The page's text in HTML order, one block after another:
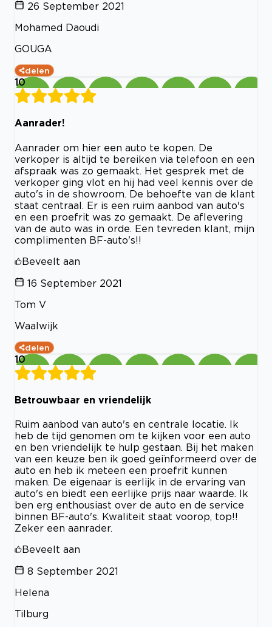
26 September 2021
Mohamed Daoudi
GOUGA
delen
10
Aanrader!
Aanrader om hier een auto te kopen. De
verkoper is altijd te bereiken via telefoon en een
afspraak was zo gemaakt. Het gesprek met de
verkoper ging vlot en hij had veel kennis over de
auto's in de showroom. De behoefte van de klant
staat centraal. Er is een ruim aanbod van auto's
en een proefrit was zo gemaakt. De aflevering
van de auto was in orde. Een tevreden klant, mijn
complimenten BF-auto's!!
Beveelt aan
16 September 2021
Tom V
Waalwijk
delen
10
Betrouwbaar en vriendelijk
Ruim aanbod van auto's en centrale locatie. Ik
heb de tijd genomen om te kijken voor een auto
en ben vriendelijk te hulp gestaan. Bij het maken
van een keuze ben ik goed geïnformeerd over de
auto en heb ik meteen een proefrit kunnen
maken. De eigenaar is eerlijk in de ervaring van
auto's en biedt een eerlijke prijs naar waarde. Ik
ben erg enthousiast over de auto en de service
binnen BF-auto's. Kwaliteit staat voorop, top!!
Zeker een aanrader.
Beveelt aan
8 September 2021
Helena
Tilburg